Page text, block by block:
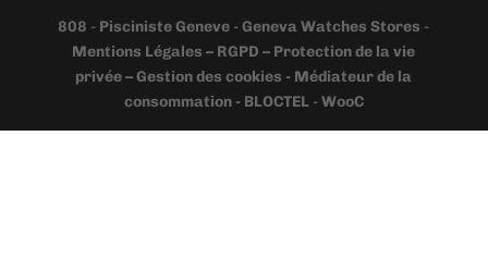
808 - Pisciniste Geneve -Geneva Watches Stores -
Mentions Légales – RGPD – Protection de la vie
privée – Gestion des cookies - Médiateur de la
consommation - BLOCTEL -WooC